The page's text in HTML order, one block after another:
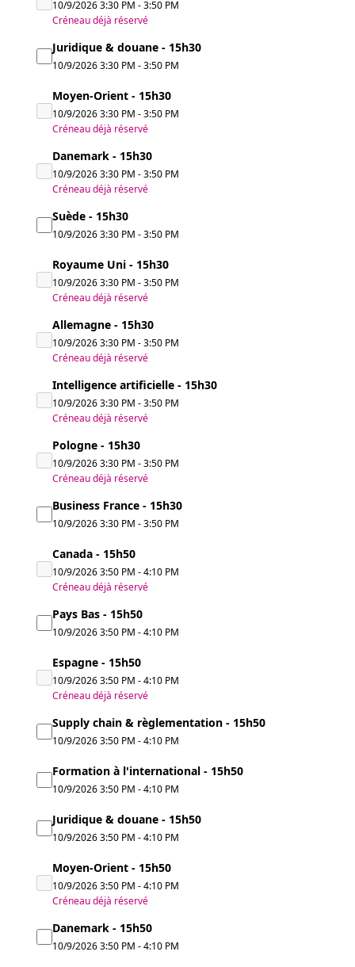
10/9/20263:30 PM -3:50 PM
Créneau déjà réservé
Juridique & douane - 15h30
10/9/20263:30 PM -3:50 PM
Moyen-Orient - 15h30
10/9/20263:30 PM -3:50 PM
Créneau déjà réservé
Danemark - 15h30
10/9/20263:30 PM -3:50 PM
Créneau déjà réservé
Suède - 15h30
10/9/20263:30 PM -3:50 PM
Royaume Uni - 15h30
10/9/20263:30 PM -3:50 PM
Créneau déjà réservé
Allemagne - 15h30
10/9/20263:30 PM -3:50 PM
Créneau déjà réservé
Intelligence artificielle - 15h30
10/9/20263:30 PM -3:50 PM
Créneau déjà réservé
Pologne - 15h30
10/9/20263:30 PM -3:50 PM
Créneau déjà réservé
Business France - 15h30
10/9/20263:30 PM -3:50 PM
Canada - 15h50
10/9/20263:50 PM -4:10 PM
Créneau déjà réservé
Pays Bas - 15h50
10/9/20263:50 PM -4:10 PM
Espagne - 15h50
10/9/20263:50 PM -4:10 PM
Créneau déjà réservé
Supply chain & règlementation - 15h50
10/9/20263:50 PM -4:10 PM
Formation à l'international - 15h50
10/9/20263:50 PM -4:10 PM
Juridique & douane - 15h50
10/9/20263:50 PM -4:10 PM
Moyen-Orient - 15h50
10/9/20263:50 PM -4:10 PM
Créneau déjà réservé
Danemark - 15h50
10/9/20263:50 PM -4:10 PM